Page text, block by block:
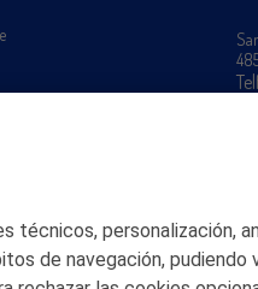
técnicos, personalización,
de navegación,